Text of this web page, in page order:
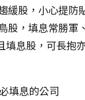
緩股，小心提防
股，填息常勝軍
填息股，可長抱
填息的公司